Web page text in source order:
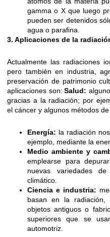
gamma o X que luego
pueden ser detenidos
agua o parafina.
3. Aplicaciones de la
Actualmente las radiaciones
pero también en industria,
preservación de patrimonio
aplicaciones son: Salud:
gracias a la radiación; por
el cáncer y algunos métodos
Energía: la radiación
ejemplo, mediante la
Medio ambiente y
emplearse para
nuevas variedades
climático.
Ciencia e industria:
basan en la radiación,
objetos antiguos o
superiores que se
automotriz.